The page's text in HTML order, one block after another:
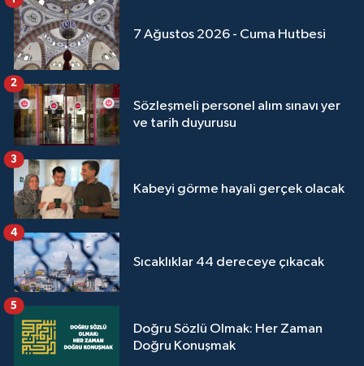
7 Ağustos 2026 - Cuma Hutbesi
Sözleşmeli personel alım sınavı yer
ve tarih duyurusu
2
Kabeyi görme hayali gerçek olacak
3
Sıcaklıklar 44 dereceye çıkacak
4
Doğru Sözlü Olmak: Her Zaman
Doğru Konuşmak
5